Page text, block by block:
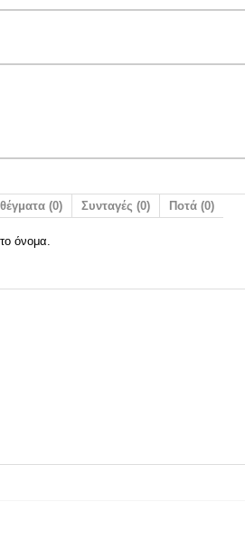
(0) Συνταγές (0) Ποτά (0)
όνομα.